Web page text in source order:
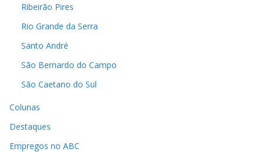
Ribeirão Pires
Rio Grande da Serra
Santo André
São Bernardo do Campo
São Caetano do Sul
Colunas
Destaques
Empregos no ABC